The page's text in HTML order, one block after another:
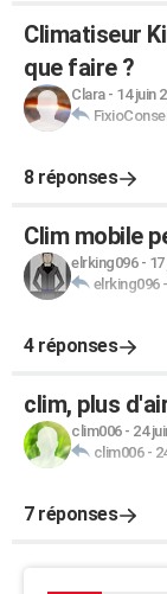
Climatiseur
que faire ?
Clara- 14 juin
8 réponses
Clim mobile
elrking096-
elrking096-
4 réponses
clim, plus
clim006- 24
clim006-
7 réponses